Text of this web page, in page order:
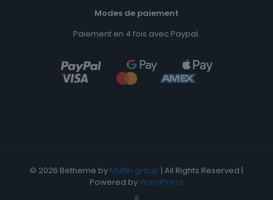
Modes de paiement
Paiement en 4 fois avec Paypal.
© 2026 Betheme by Muffin group | All Rights Reserved |
Powered byWordPress